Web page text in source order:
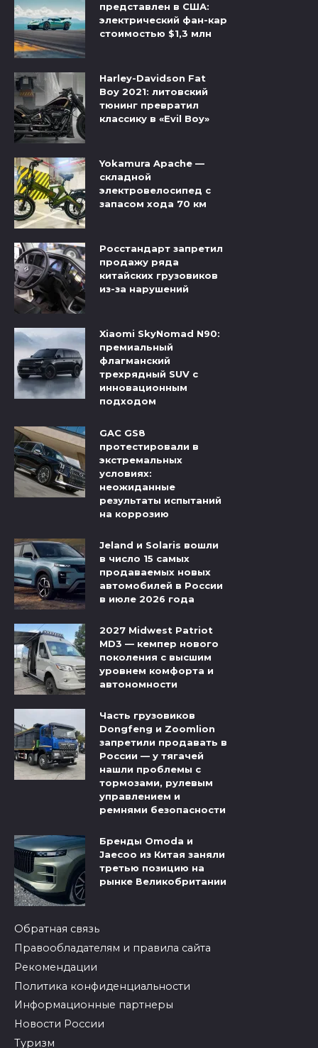
представлен в США:
электрический фан-кар
стоимостью $1,3 млн
Harley-Davidson Fat
Boy 2021: литовский
тюнинг превратил
классику в «Evil Boy»
Yokamura Apache —
складной
электровелосипед с
запасом хода 70 км
Росстандарт запретил
продажу ряда
китайских грузовиков
из-за нарушений
Xiaomi SkyNomad N90:
премиальный
флагманский
трехрядный SUV с
инновационным
подходом
GAC GS8
протестировали в
экстремальных
условиях:
неожиданные
результаты испытаний
на коррозию
Jeland и Solaris вошли
в число 15 самых
продаваемых новых
автомобилей в России
в июле 2026 года
2027 Midwest Patriot
MD3 — кемпер нового
поколения с высшим
уровнем комфорта и
автономности
Часть грузовиков
Dongfeng и Zoomlion
запретили продавать в
России — у тягачей
нашли проблемы с
тормозами, рулевым
управлением и
ремнями безопасности
Бренды Omoda и
Jaecoo из Китая заняли
третью позицию на
рынке Великобритании
Обратная связь
Правообладателям и правила сайта
Рекомендации
Политика конфиденциальности
Информационные партнеры
Новости России
Туризм